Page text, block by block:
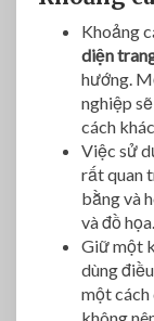
Khoảng
diện
hướng.
nghiệp
cách
Việc sử
rất quan
bằng và
và đồ họa.
Giữ một
dùng
một cách